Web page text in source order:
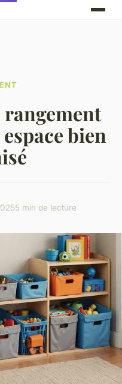
rangement
bien
5 min de lecture